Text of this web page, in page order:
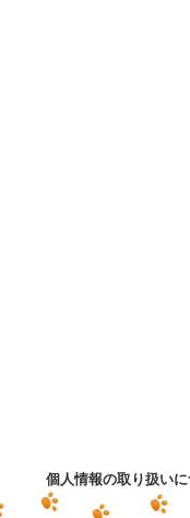
個人情報の取り扱い